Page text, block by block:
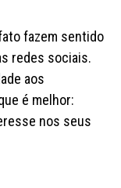
fazem sentido
redes sociais.
aos
é melhor:
nos seus